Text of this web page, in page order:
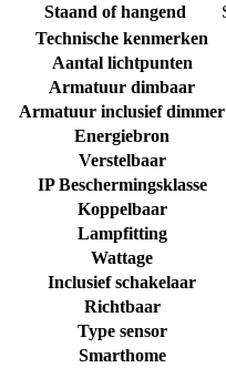
Staand of hangend
Technische kenmerken
Aantal lichtpunten
Armatuur dimbaar
Armatuur inclusief dimmer
Energiebron
Verstelbaar
IP Beschermingsklasse
Koppelbaar
Lampfitting
Wattage
Inclusief schakelaar
Richtbaar
Type sensor
Smarthome